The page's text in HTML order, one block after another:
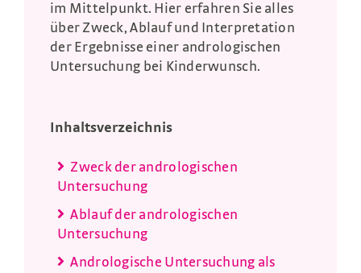
im Mittelpunkt. Hier erfahren Sie alles
über Zweck, Ablauf und Interpretation
der Ergebnisse einer andrologischen
Untersuchung bei Kinderwunsch.
Inhaltsverzeichnis
Zweck der andrologischen
Untersuchung
Ablauf der andrologischen
Untersuchung
Andrologische Untersuchung als